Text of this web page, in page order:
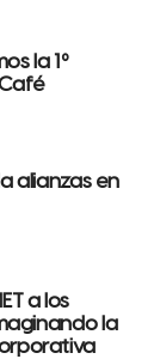
la 1º
alianzas en
a los
la